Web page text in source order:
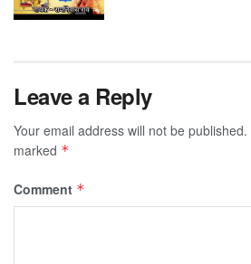
Leave a Reply
Your email address will not be published.
marked *
Comment *